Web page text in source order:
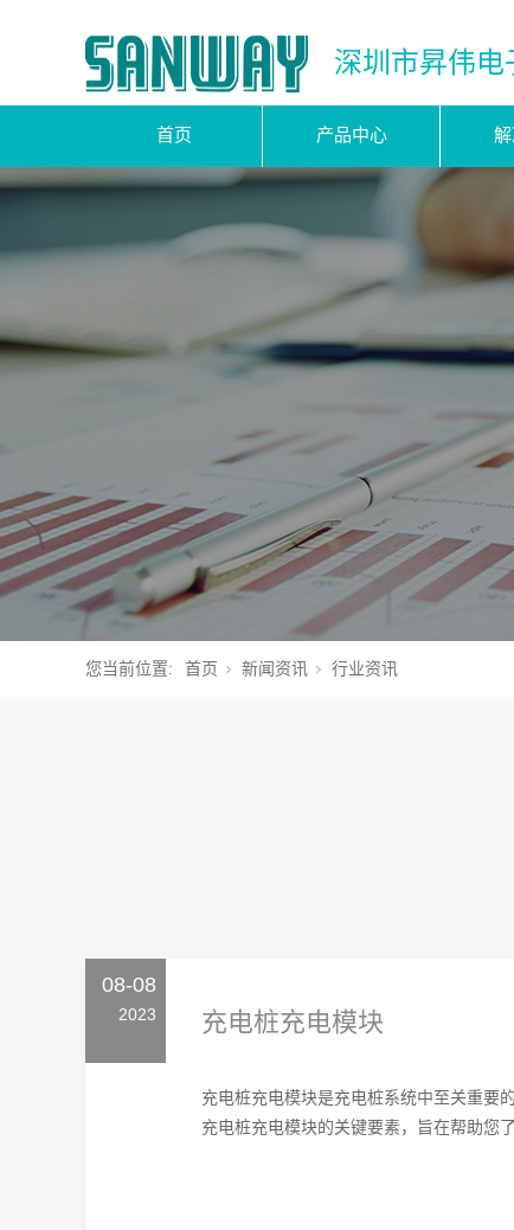
深圳市昇伟电
首页 产品中心
您当前位置: 首页 新闻资讯 行业资讯
08-08
2023 充电桩充电模块
充电桩充电模块是充电桩系统中至关重要
充电桩充电模块的关键要素，旨在帮助您